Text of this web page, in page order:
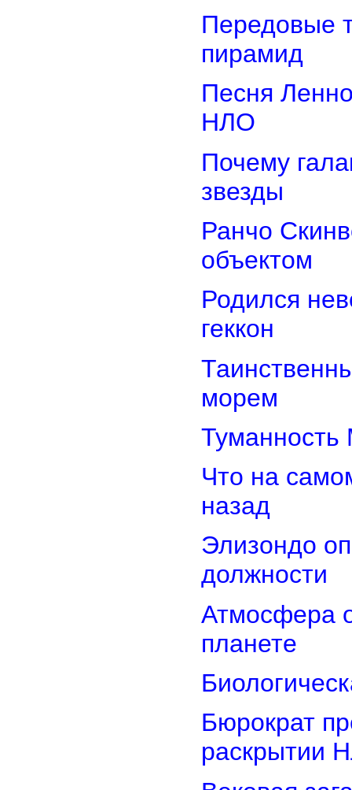
Передовые
пирамид
Песня
НЛО
Почему
звезды
Ранчо
объектом
Родился
геккон
морем
Туманность
Что на
назад
Элизондо
должности
Атмосфера
планете
Бюрократ
раскрытии